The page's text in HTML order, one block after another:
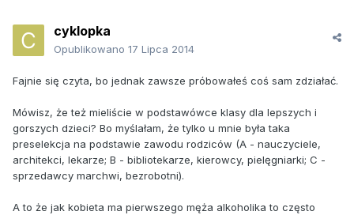
cyklopka
Opublikowano 17 Lipca 2014
Fajnie się czyta, bo jednak zawsze próbowałeś coś sam zdziałać.
Mówisz, że też mieliście w podstawówce klasy dla lepszych i
gorszych dzieci? Bo myślałam, że tylko u mnie była taka
preselekcja na podstawie zawodu rodziców (A - nauczyciele,
architekci, lekarze; B - bibliotekarze, kierowcy, pielęgniarki; C -
sprzedawcy marchwi, bezrobotni).
A to że jak kobieta ma pierwszego męża alkoholika to często